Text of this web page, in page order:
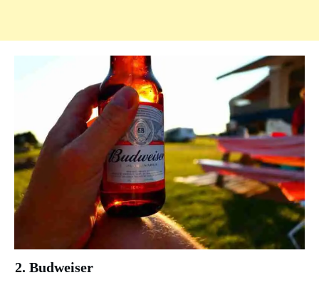
2. Budweiser